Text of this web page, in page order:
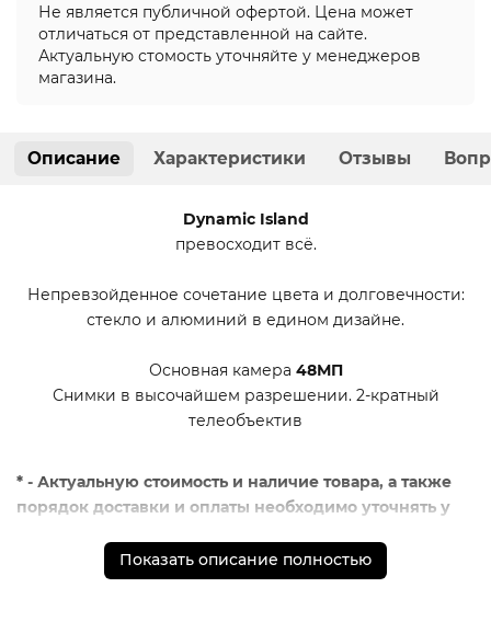
Не является публичной офертой. Цена может
отличаться от представленной на сайте.
Актуальную стомость уточняйте у менеджеров
магазина.
Описание Характеристики Отзывы
Dynamic Island
превосходит всё.
Непревзойденное сочетание цвета и долговечности:
стекло и алюминий в едином дизайне.
Основная камера 48МП
Снимки в высочайшем разрешении. 2-кратный
телеобъектив
* - Актуальную стоимость и наличие товара, а также
порядок доставки и оплаты необходимо уточнять у
** - На момент покупки не предустановлены
Показать описание полностью